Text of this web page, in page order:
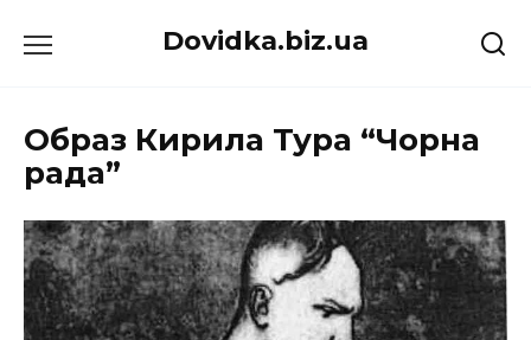
до
Dovidka.biz.ua
Образ Кирила Тура “Чорна
рада”